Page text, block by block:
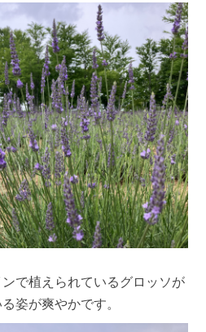
で植えられているグロッソが
姿が爽やかです。